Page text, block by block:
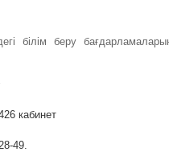
білім беру
кабинет
49.